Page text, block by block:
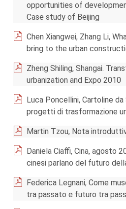
opportunities of
Case study of Beijing
Chen Xiangwei, Zhang Li,
bring to the urban
Zheng Shiling, Shangai.
urbanization and Expo 2010
Luca Poncellini, Cartoline
progetti di trasformazione
Martin Tzou, Nota
Daniela Ciaffi, Cina, agosto
cinesi parlano del futuro
Federica Legnani, Come
tra passato e futuro tra